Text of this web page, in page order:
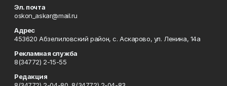
Эл. почта
oskon_askar@mail.ru
Адрес
453620 Абзелиловский район, с. Аскарово, ул. Ленина, 14а
Рекламная служба
8(34772) 2-15-55
Редакция